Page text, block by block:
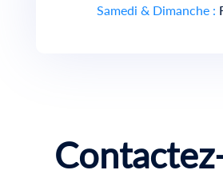
Samedi & Dimanche :